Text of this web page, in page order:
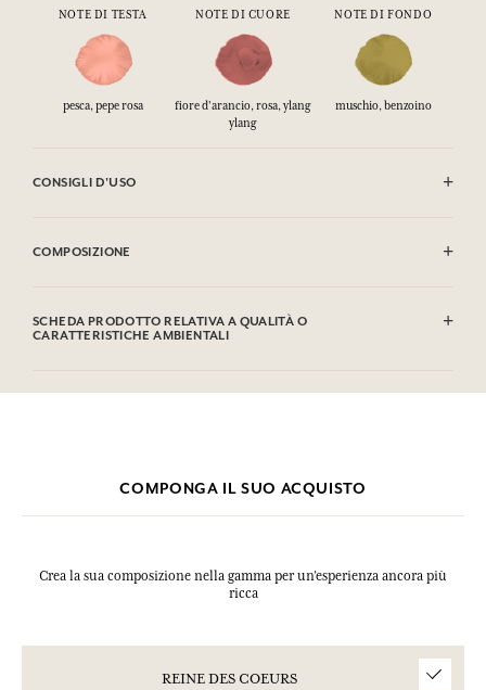
NOTE DI TESTA NOTE DI CUORE NOTE DI FONDO
pesca, pepe rosa
fiore d'arancio, rosa, ylang
ylang
muschio, benzoino
CONSIGLI D'USO
COMPOSIZIONE
Linalool, Limonene, Citronellol, Alpha-Isomethyl Ionone,
Coumarin, Citral, Geraniol. Questa lista può essere oggetto di
SCHEDA PRODOTTO RELATIVA A QUALITÀ O
CARATTERISTICHE AMBIENTALI
Si prega di consultare le qualità o le caratteristiche ambientali
COMPONGA IL SUO ACQUISTO
Crea la sua composizione nella gamma per un’esperienza ancora più
ricca
REINE DES COEURS